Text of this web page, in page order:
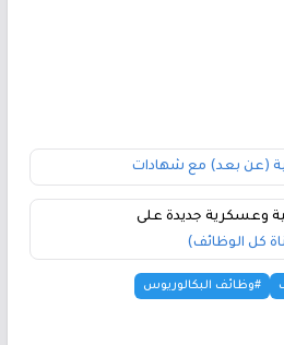
(عن بعد) مع شهادات
وعسكرية جديدة على
كل الوظائف)
#وظائف البكالوريوس